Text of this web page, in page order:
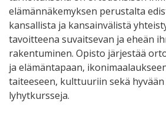
elämännäkemyksen perustalta
kansallista ja kansainvälistä
tavoitteena suvaitsevan ja eheän
rakentuminen. Opisto järjestää
ja elämäntapaan,
taiteeseen, kulttuuriin sekä
lyhytkursseja.